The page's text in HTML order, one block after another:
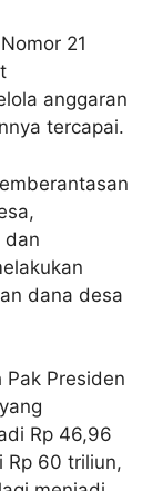
21
anggaran
tercapai.
dan
dana desa
Presiden
Rp 46,96
Rp 60 triliun,